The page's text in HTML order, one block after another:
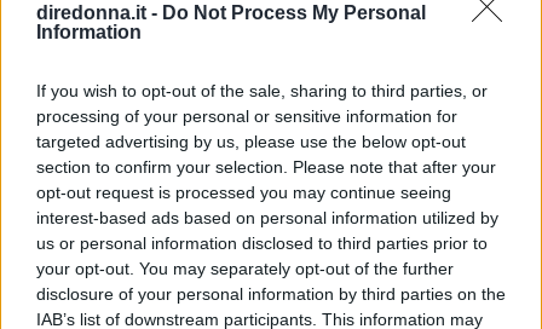
diredonna.it - Do Not Process My Personal
Information
If you wish to opt-out of the sale, sharing to third parties, or
processing of your personal or sensitive information for
targeted advertising by us, please use the below opt-out
section to confirm your selection. Please note that after your
opt-out request is processed you may continue seeing
interest-based ads based on personal information utilized by
us or personal information disclosed to third parties prior to
your opt-out. You may separately opt-out of the further
disclosure of your personal information by third parties on the
IAB’s list of downstream participants. This information may
Grandi ritorni, come il bauletto e la baguette, e piccole
giocano con dimensioni, materiali e colori inaspettati.
COSTANZA_GIANNELLI